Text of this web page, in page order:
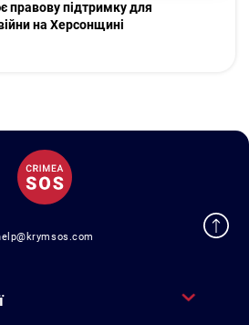
правову підтримку для
на Херсонщині